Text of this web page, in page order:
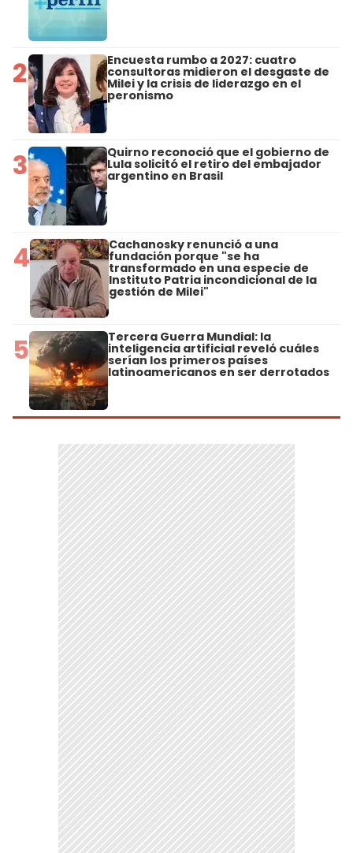
2 Encuesta rumbo a 2027: cuatro
consultoras midieron el desgaste de
Milei y la crisis de liderazgo en el
peronismo
3 Quirno reconoció que el gobierno de
Lula solicitó el retiro del embajador
argentino en Brasil
4 Cachanosky renunció a una
fundación porque "se ha
transformado en una especie de
Instituto Patria incondicional de la
gestión de Milei"
5 Tercera Guerra Mundial: la
inteligencia artificial reveló cuáles
serían los primeros países
latinoamericanos en ser derrotados